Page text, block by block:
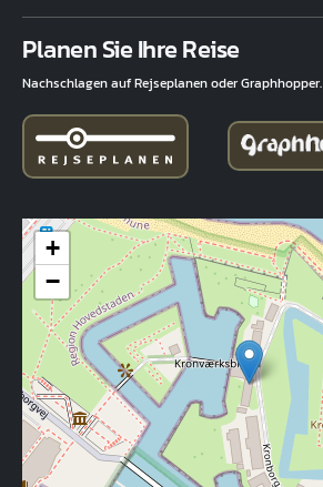
Planen Sie Ihre Reise
Nachschlagen auf Rejseplanen oder Graphhopper.
+
−